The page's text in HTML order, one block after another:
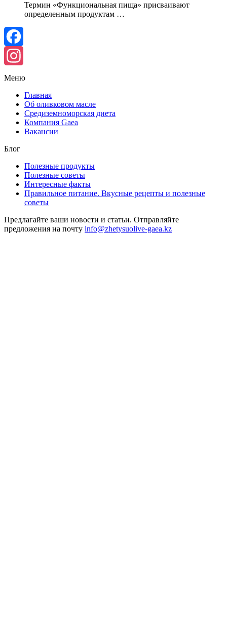
Термин «Функциональная пища» присваивают
определенным продуктам …
Facebook
Instagram
Меню
Главная
Об оливковом масле
Средиземноморская диета
Компания Gaea
Вакансии
Блог
Полезные продукты
Полезные советы
Интересные факты
Правильное питание. Вкусные рецепты и полезные
советы
Предлагайте ваши новости и статьи. Отправляйте
предложения на почту info@zhetysuolive-gaea.kz